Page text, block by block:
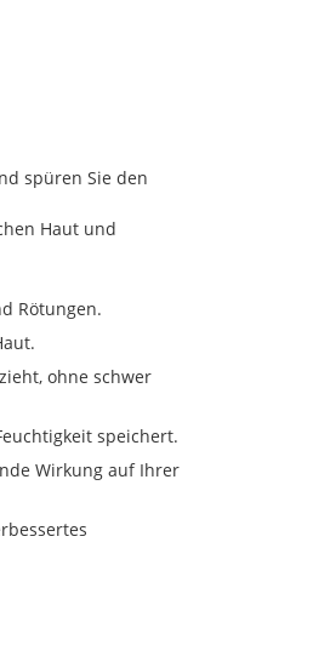
spüren Sie den
Haut und
Rötungen.
ohne schwer
speichert.
Wirkung auf Ihrer